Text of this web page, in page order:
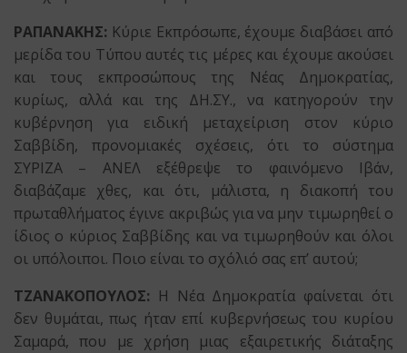
ΡΑΠΑΝΑΚΗΣ: Κύριε Εκπρόσωπε, έχουμε διαβάσει από
μερίδα του Τύπου αυτές τις μέρες και έχουμε ακούσει
και τους εκπροσώπους της Νέας Δημοκρατίας,
κυρίως, αλλά και της ΔΗ.ΣΥ., να κατηγορούν την
κυβέρνηση για ειδική μεταχείριση στον κύριο
Σαββίδη, προνομιακές σχέσεις, ότι το σύστημα
ΣΥΡΙΖΑ – ΑΝΕΛ εξέθρεψε το φαινόμενο Ιβάν,
διαβάζαμε χθες, και ότι, μάλιστα, η διακοπή του
πρωταθλήματος έγινε ακριβώς για να μην τιμωρηθεί ο
ίδιος ο κύριος Σαββίδης και να τιμωρηθούν και όλοι
οι υπόλοιποι. Ποιο είναι το σχόλιό σας επ’ αυτού;
ΤΖΑΝΑΚΟΠΟΥΛΟΣ: Η Νέα Δημοκρατία φαίνεται ότι
δεν θυμάται, πως ήταν επί κυβερνήσεως του κυρίου
Σαμαρά, που με χρήση μιας εξαιρετικής διάταξης